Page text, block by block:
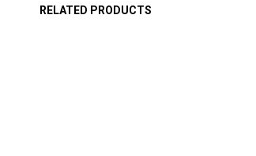
RELATED PRODUCTS